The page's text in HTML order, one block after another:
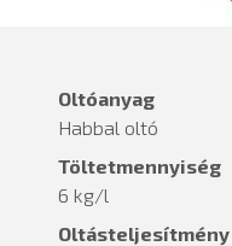
Oltóanyag
Habbal oltó
Töltetmennyiség
6 kg/l
Oltásteljesítmény